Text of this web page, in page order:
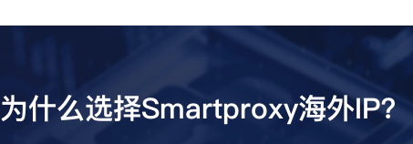
为什么选择Smartproxy海外IP？